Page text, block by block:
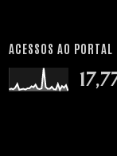
ACESSOS AO PORTAL